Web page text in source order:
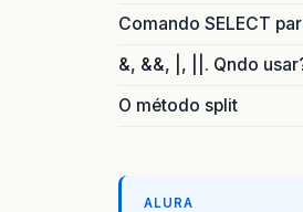
Comando SELECT
&, &&, |, ||. Qndo
O método split
ALURA